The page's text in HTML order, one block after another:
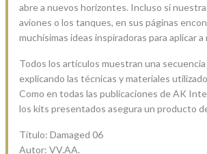
abre a nuevos horizontes. Incluso si
aviones o los tanques, en sus páginas
muchísimas ideas inspiradoras para aplicar
Todos los artículos muestran una secuencia
explicando las técnicas y materiales
Como en todas las publicaciones de AK
los kits presentados asegura un producto
Título: Damaged 06
Autor: VV.AA.